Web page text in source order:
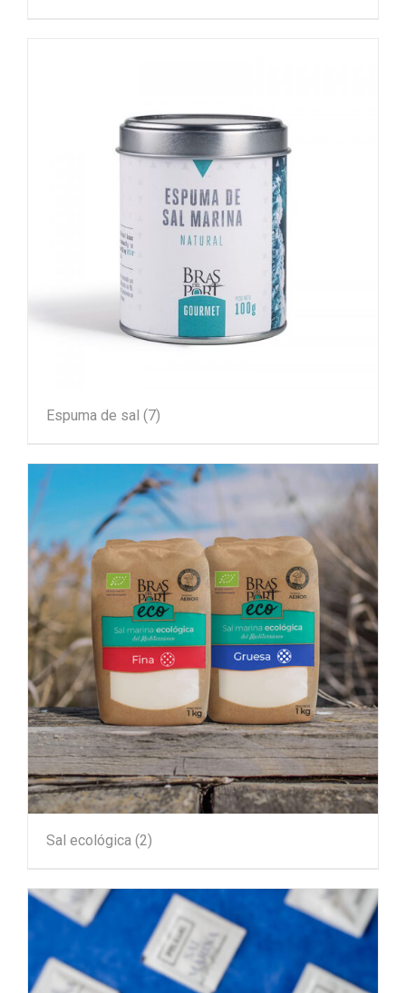
Espuma de sal (7)
Sal ecológica (2)